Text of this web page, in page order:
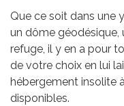
Que ce soit dans une
un dôme géodésique,
refuge, il y en a pour
de votre choix en lui
hébergement insolite
disponibles.